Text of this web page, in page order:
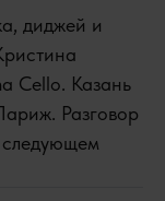
диджей и
Cello. Казань
Разговор